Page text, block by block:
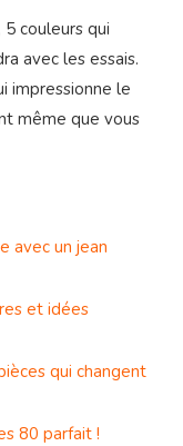
couleurs qui
avec les essais.
impressionne le
même que vous
avec un jean
et idées
qui changent
80 parfait !